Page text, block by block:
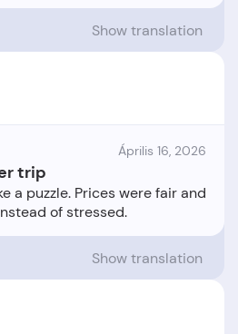
Show translation
Április 16, 2026
trip
a puzzle. Prices were fair and
Show translation